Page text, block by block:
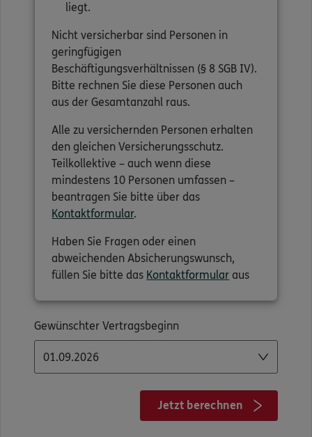
liegt.
Nicht versicherbar sind Personen in
geringfügigen
Beschäftigungsverhältnissen (§ 8 SGB IV).
Bitte rechnen Sie diese Personen auch
aus der Gesamtanzahl raus.
Alle zu versichernden Personen erhalten
den gleichen Versicherungsschutz.
Teilkollektive – auch wenn diese
mindestens 10 Personen umfassen –
beantragen Sie bitte über das
Kontaktformular.
Haben Sie Fragen oder einen
abweichenden Absicherungswunsch,
füllen Sie bitte das Kontaktformular aus
Gewünschter Vertragsbeginn
Jetzt berechnen